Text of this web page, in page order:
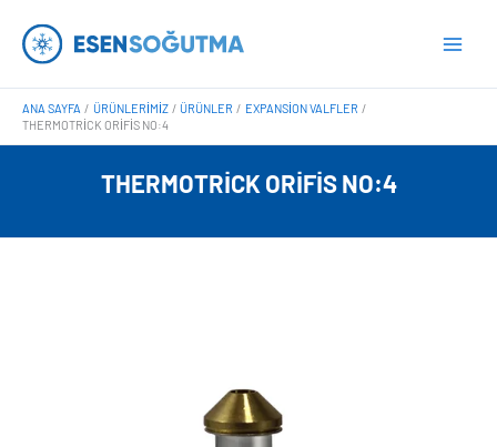
atla
ANA SAYFA ÜRÜNLERIMIZ ÜRÜNLER
EXPANSION VALFLER
THERMOTRICK ORIFIS NO:4
THERMOTRICK ORIFIS NO:4